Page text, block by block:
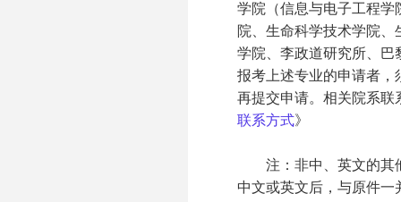
学院（信息与电子工程学
院、生命科学技术学院
学院、李政道研究所、巴
报考上述专业的申请者，
再提交申请。相关院系联
联系方式》
注：非中、英文的其
中文或英文后，与原件一